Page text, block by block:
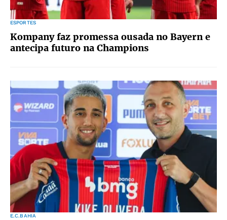
ESPORTES
Kompany faz promessa ousada no Bayern e
antecipa futuro na Champions
E.C.BAHIA